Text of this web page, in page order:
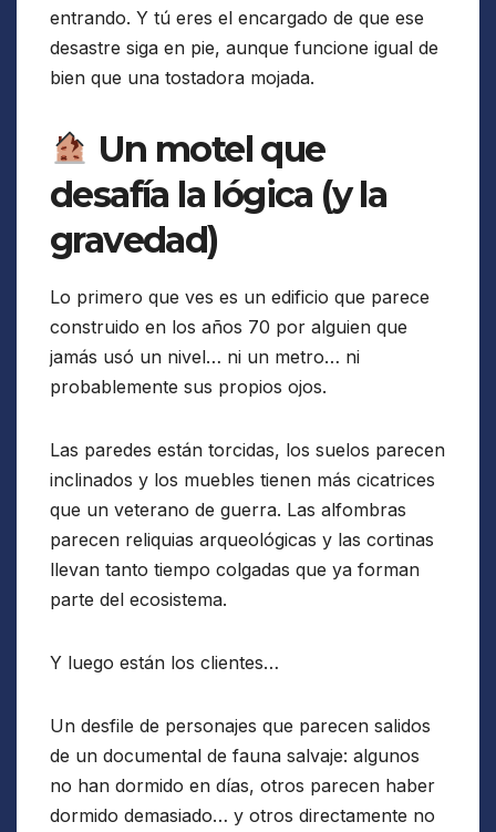
entrando. Y tú eres el encargado de que ese
desastre siga en pie, aunque funcione igual de
bien que una tostadora mojada.
Un motel que
desafía la lógica (y la
gravedad)
Lo primero que ves es un edificio que parece
construido en los años 70 por alguien que
jamás usó un nivel… ni un metro… ni
probablemente sus propios ojos.
Las paredes están torcidas, los suelos parecen
inclinados y los muebles tienen más cicatrices
que un veterano de guerra. Las alfombras
parecen reliquias arqueológicas y las cortinas
llevan tanto tiempo colgadas que ya forman
parte del ecosistema.
Y luego están los clientes…
Un desfile de personajes que parecen salidos
de un documental de fauna salvaje: algunos
no han dormido en días, otros parecen haber
dormido demasiado… y otros directamente no